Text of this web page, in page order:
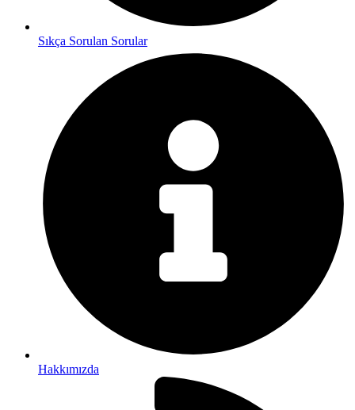
Sıkça Sorulan Sorular
Hakkımızda